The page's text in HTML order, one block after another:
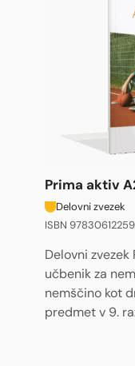
Prima aktiv
Delovni zvezek
ISBN
Delovni
učbenik za
nemščino kot
predmet v 9.